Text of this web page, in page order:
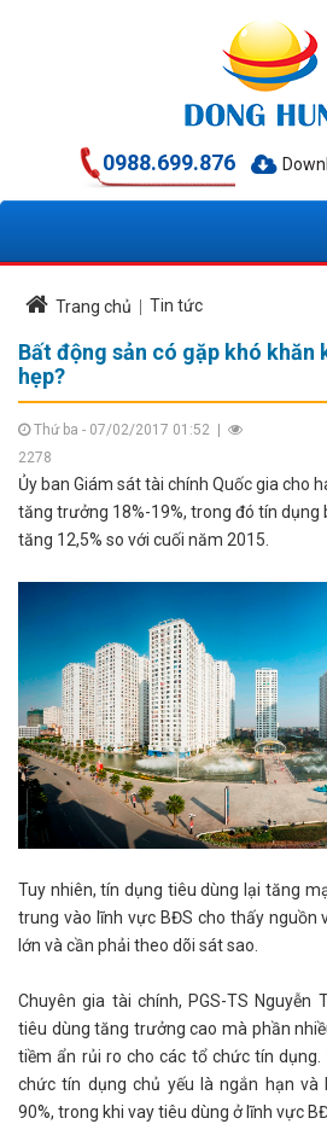
0988.699.876
Trang chủ Tin tức
Bất động sản có gặp khó khăn
hẹp?
Thứ ba - 07/02/2017 01:52
2278
Ủy ban Giám sát tài chính Quốc gia cho
tăng trưởng 18%-19%, trong đó tín dụng
tăng 12,5% so với cuối năm 2015.
Tuy nhiên, tín dụng tiêu dùng lại tăng
trung vào lĩnh vực BĐS cho thấy nguồn
lớn và cần phải theo dõi sát sao.
Chuyên gia tài chính, PGS-TS Nguyễn
tiêu dùng tăng trưởng cao mà phần
tiềm ẩn rủi ro cho các tổ chức tín
chức tín dụng chủ yếu là ngắn hạn và
90%, trong khi vay tiêu dùng ở lĩnh vực